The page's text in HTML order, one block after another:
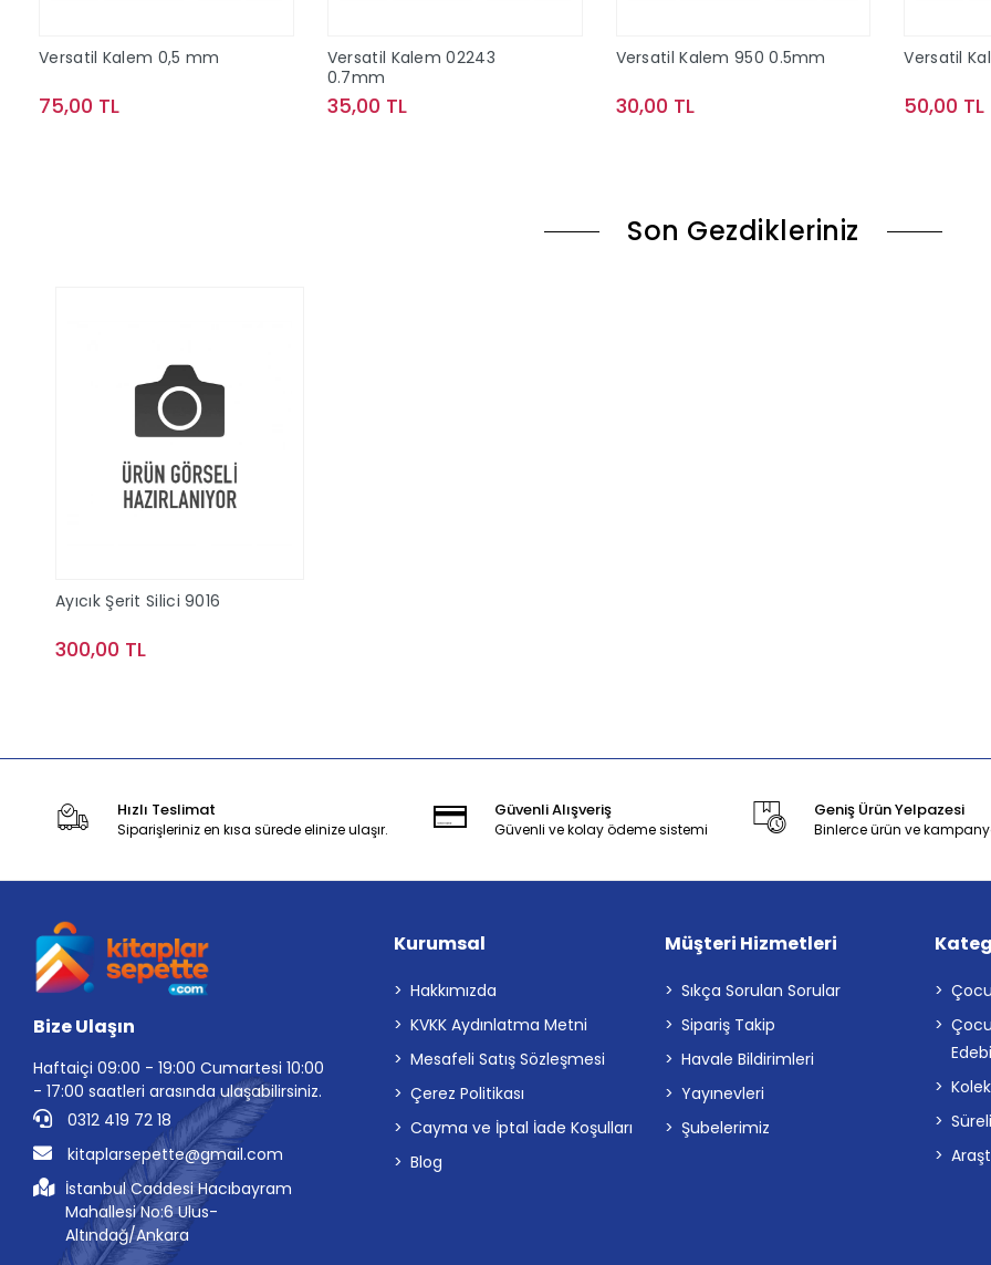
Versatil Kalem 0,5 mm
75,00 TL
Versatil Kalem 02243
0.7mm
35,00 TL
Versatil Kalem 950 0.5mm
30,00 TL
Versatil
50,00 TL
Son Gezdikleriniz
Ayıcık Şerit Silici 9016
300,00 TL
Hızlı Teslimat
Siparişleriniz en kısa sürede elinize ulaşır.
Güvenli Alışveriş
Güvenli ve kolay ödeme sistemi
Geniş Ürün Yelpazesi
Binlerce ürün ve
Bize Ulaşın
Haftaiçi 09:00 - 19:00 Cumartesi 10:00
- 17:00 saatleri arasında ulaşabilirsiniz.
0312 419 72 18
kitaplarsepette@gmail.com
İstanbul Caddesi Hacıbayram
Mahallesi No:6 Ulus-
Altındağ/Ankara
Kurumsal
Hakkımızda
KVKK Aydınlatma Metni
Mesafeli Satış Sözleşmesi
Çerez Politikası
Cayma ve İptal İade Koşulları
Blog
Müşteri Hizmetleri
Sıkça Sorulan Sorular
Sipariş Takip
Havale Bildirimleri
Yayınevleri
Şubelerimiz